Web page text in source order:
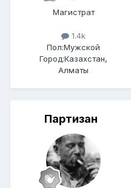
Магистрат
1.4k
Пол:Мужской
Город:Казахстан,
Алматы
Партизан